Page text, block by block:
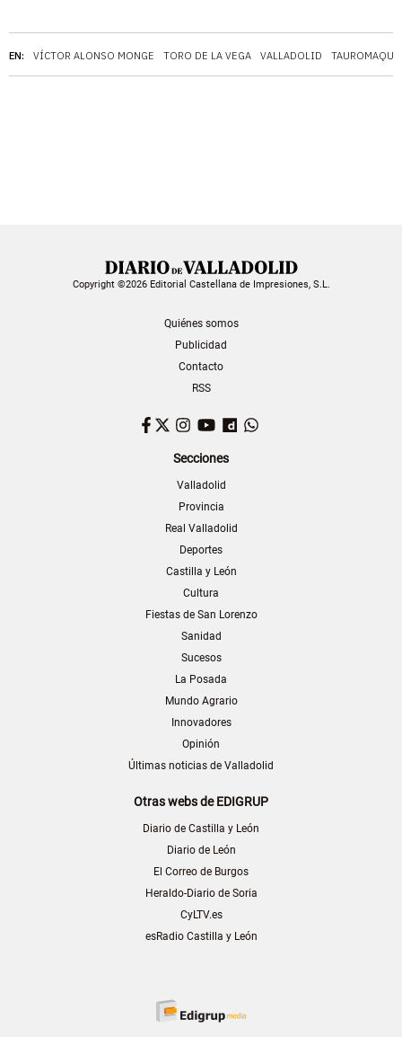
EN: VÍCTOR ALONSO MONGE TORO DE LA VEGA VALLADOLID
Copyright ©2026 Editorial Castellana de Impresiones, S.L.
Quiénes somos
Publicidad
Contacto
RSS
Facebook
TwitterInstagram
YouTubeDailymotion
Secciones
Valladolid
Provincia
Real Valladolid
Deportes
Castilla y León
Cultura
Fiestas de San Lorenzo
Sanidad
Sucesos
La Posada
Mundo Agrario
Innovadores
Opinión
Últimas noticias de Valladolid
Otras webs de EDIGRUP
Diario de Castilla y León
Diario de León
El Correo de Burgos
Heraldo-Diario de Soria
CyLTV.es
esRadio Castilla y León